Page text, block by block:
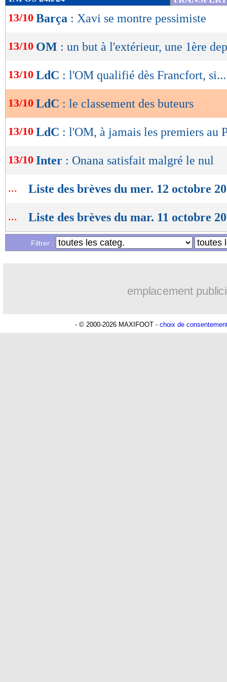
de
lecture
OK
13/10 Barça : Xavi se montre pessimiste
13/10 OM : un but à l'extérieur, une 1ère
13/10 LdC : l'OM qualifié dès Francfort, si...
13/10 LdC : le classement des buteurs
13/10 LdC : l'OM, à jamais les premiers au
13/10 Inter : Onana satisfait malgré le nul
... Liste des brèves du mer. 12 octobre
... Liste des brèves du mar. 11 octobre
Filtrer :
emplacement
- © 2000-2026 MAXIFOOT - choix de